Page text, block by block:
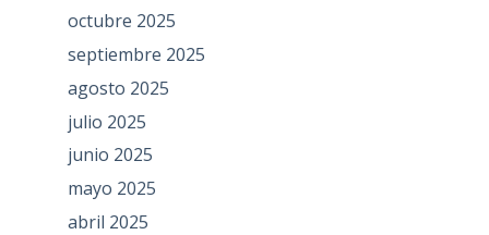
octubre 2025
septiembre 2025
agosto 2025
julio 2025
junio 2025
mayo 2025
abril 2025